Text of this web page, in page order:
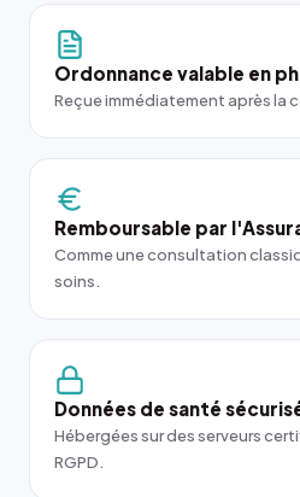
Ordonnance valable en
Reçue immédiatement après la
Remboursable par
Comme une consultation
soins.
Données de santé
Hébergées sur des serveurs
RGPD.